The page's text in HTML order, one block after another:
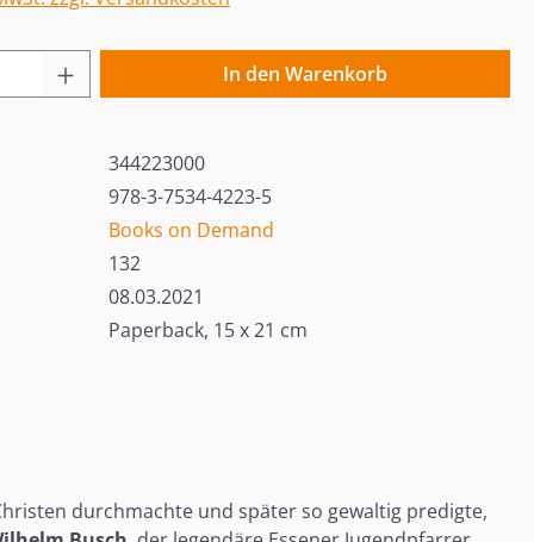
Anzahl: Gib den gewünschten Wert
In den Warenkorb
344223000
978-3-7534-4223-5
Books on Demand
132
08.03.2021
Paperback, 15 x 21 cm
durchmachte und später so gewaltig predigte,